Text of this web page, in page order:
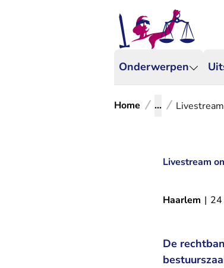
Onderwerpen
Home ...
Livestream
Haarlem |
De